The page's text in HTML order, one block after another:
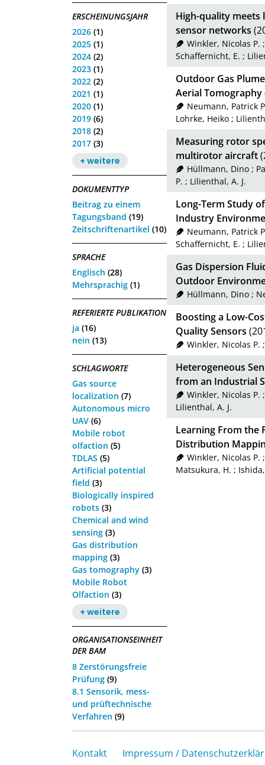
ERSCHEINUNGSJAHR
2026 (1)
2025 (1)
2024 (2)
2023 (1)
2022 (2)
2021 (1)
2020 (1)
2019 (6)
2018 (2)
2017 (3)
+ weitere
DOKUMENTTYP
Beitrag zu einem
Tagungsband (19)
Zeitschriftenartikel (10)
SPRACHE
Englisch (28)
Mehrsprachig (1)
REFERIERTE PUBLIKATION
ja (16)
nein (13)
SCHLAGWORTE
Gas source
localization (7)
Autonomous micro
UAV (6)
Mobile robot
olfaction (5)
TDLAS (5)
Artificial potential
field (3)
Biologically inspired
robots (3)
Chemical and wind
sensing (3)
Gas distribution
mapping (3)
Gas tomography (3)
Mobile Robot
Olfaction (3)
+ weitere
ORGANISATIONSEINHEIT
DER BAM
8 Zerstörungsfreie
Prüfung (9)
8.1 Sensorik, mess-
und prüftechnische
Verfahren (9)
High-quality
sensor networks
Winkler, Nicolas P.
Schaffernicht, E. ;
Outdoor Gas
Aerial Tomography
Neumann, Patrick
Lohrke, Heiko ;
Measuring rotor
multirotor aircraft
Hüllmann, Dino;
P. ; Lilienthal, A. J.
Long-Term Study
Industry
Neumann, Patrick
Schaffernicht, E. ;
Gas Dispersion
Outdoor
Hüllmann, Dino;
Boosting a Low-
Quality Sensors
Winkler, Nicolas P.
Heterogeneous
from an Industrial
Winkler, Nicolas P.
Lilienthal, A. J.
Learning From the
Distribution
Winkler, Nicolas P.
Matsukura, H. ;
Kontakt Impressum /